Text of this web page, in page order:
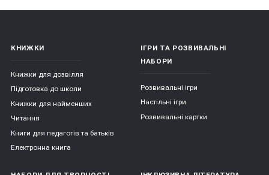
творчий розвиток у дітей.
Сортери можуть бути виконані з різних матеріалів: з
дерева, пластика, пластмаси, гуми або з тканини.
Якість використовуваних матеріалів постійно
контролюється. Вони безпечні для дітей, не мають
сторонніх запахів;
КНИЖКИ
Книжки для дозвілля
Підготовка до школи
Книжки для найменших
Читання
Книги для педагогів та батьків
Електронна книга
ІГРИ ТА РОЗВИВАЛЬНІ
НАБОРИ
Розвивальні ігри
Настільні ігри
Розвивальні картки